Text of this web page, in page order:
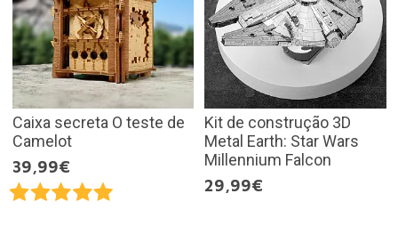
Caixa secreta O teste de
Camelot
39,99€
Kit de construção 3D
Metal Earth: Star Wars
Millennium Falcon
29,99€